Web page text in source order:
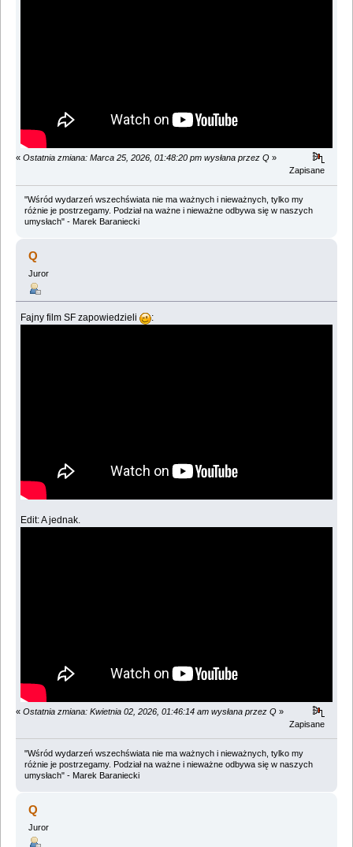
« Ostatnia zmiana: Marca 25, 2026, 01:48:20 pm wysłana przez Q »
Zapisane
"Wśród wydarzeń wszechświata nie ma ważnych i nieważnych, tylko my
różnie je postrzegamy. Podział na ważne i nieważne odbywa się w naszych
umysłach" - Marek Baraniecki
Q
Juror
Fajny film SF zapowiedzieli :
Edit: A jednak.
« Ostatnia zmiana: Kwietnia 02, 2026, 01:46:14 am wysłana przez Q »
Zapisane
"Wśród wydarzeń wszechświata nie ma ważnych i nieważnych, tylko my
różnie je postrzegamy. Podział na ważne i nieważne odbywa się w naszych
umysłach" - Marek Baraniecki
Q
Juror